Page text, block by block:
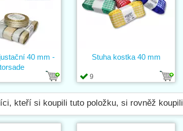
40 mm -
torsade
9
Stuha kostka 40 mm
kteří si koupili tuto položku, si rovněž koupili